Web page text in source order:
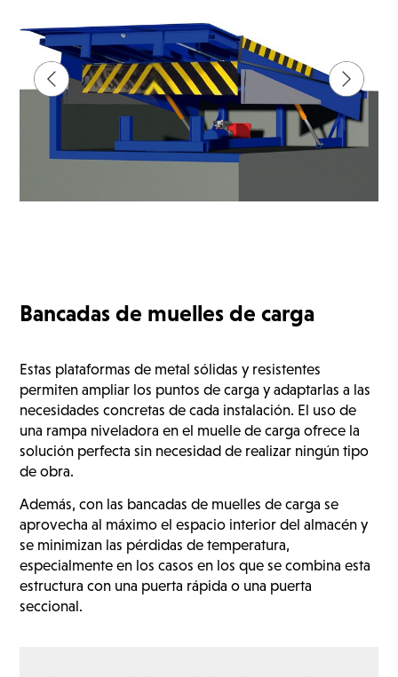
Bancadas de muelles de carga
Estas plataformas de metal sólidas y resistentes
permiten ampliar los puntos de carga y adaptarlas a las
necesidades concretas de cada instalación. El uso de
una rampa niveladora en el muelle de carga ofrece la
solución perfecta sin necesidad de realizar ningún tipo
de obra.
Además, con las bancadas de muelles de carga se
aprovecha al máximo el espacio interior del almacén y
se minimizan las pérdidas de temperatura,
especialmente en los casos en los que se combina esta
estructura con una puerta rápida o una puerta
seccional.